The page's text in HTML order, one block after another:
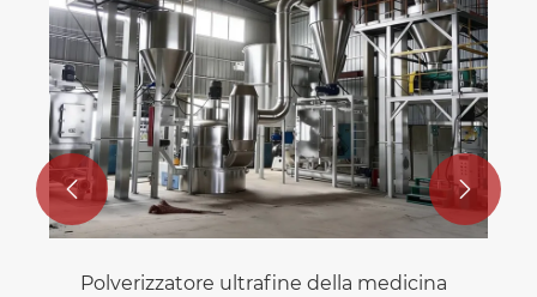
Polverizzatore ultrafine della medicina
 